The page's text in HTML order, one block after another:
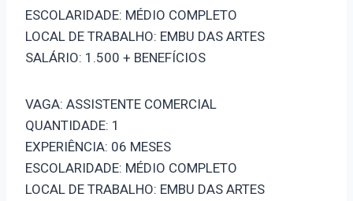
ESCOLARIDADE: MÉDIO COMPLETO
LOCAL DE TRABALHO: EMBU DAS ARTES
SALÁRIO: 1.500 + BENEFÍCIOS
VAGA: ASSISTENTE COMERCIAL
QUANTIDADE: 1
EXPERIÊNCIA: 06 MESES
ESCOLARIDADE: MÉDIO COMPLETO
LOCAL DE TRABALHO: EMBU DAS ARTES